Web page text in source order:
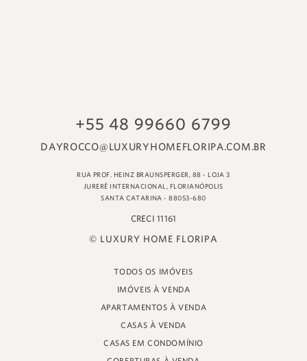
RUA PROF. HEINZ BRAUNSPERGER, 88 - LOJA 3
JURERÊ INTERNACIONAL, FLORIANÓPOLIS
SANTA CATARINA - 88053-680
© LUXURY HOME FLORIPA
TODOS OS IMÓVEIS
IMÓVEIS À VENDA
APARTAMENTOS À VENDA
CASAS À VENDA
CASAS EM CONDOMÍNIO